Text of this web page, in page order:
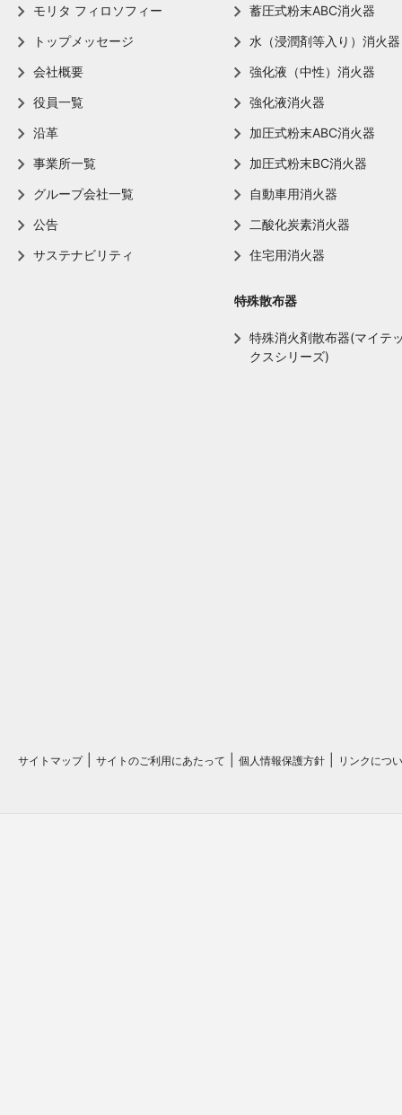
モリタ フィロソフィー
トップメッセージ
会社概要
役員一覧
沿革
事業所一覧
グループ会社一覧
公告
サステナビリティ
蓄圧式粉末ABC消火器
水（浸潤剤等入り）消火器
強化液（中性）消火器
強化液消火器
加圧式粉末ABC消火器
加圧式粉末BC消火器
自動車用消火器
二酸化炭素消火器
住宅用消火器
特殊散布器
特殊消火剤散布器(マイテ
クスシリーズ)
サイトマップ サイトのご利用にあたって 個人情報保護方針 リンクにつ